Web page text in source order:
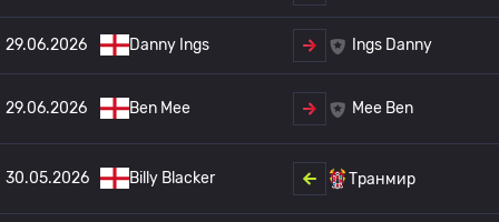
29.06.2026 Danny Ings Ings Danny
29.06.2026 Ben Mee Mee Ben
30.05.2026 Billy Blacker Транмир